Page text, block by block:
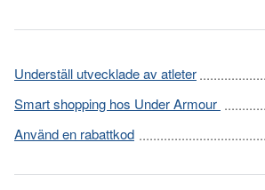
Underställ utvecklade av atleter
Smart shopping hos Under Armour
Använd en rabattkod